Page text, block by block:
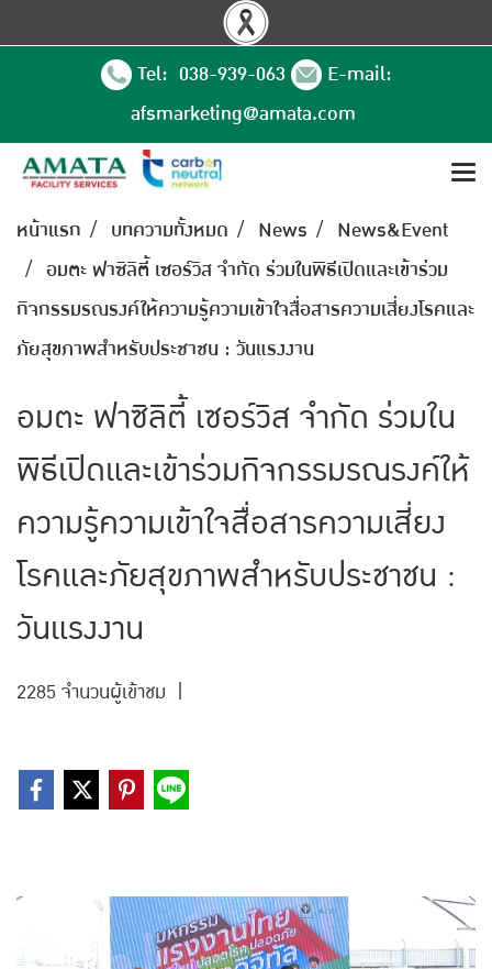
Tel: 038-939-063
E-mail:
afsmarketing@amata.com
หน้าแรก บทความทั้งหมด News
News&Event
อมตะ ฟาซิลิตี้ เซอร์วิส จํากัด ร่วมในพิธีเปิดและเข้าร่วม
กิจกรรมรณรงค์ให้ความรู้ความเข้าใจสื่อสารความเสี่ยงโรคและ
ภัยสุขภาพสำหรับประชาชน : วันแรงงาน
อมตะ ฟาซิลิตี้ เซอร์วิส จํากัด ร่วมใน
พิธีเปิดและเข้าร่วมกิจกรรมรณรงค์ให้
ความรู้ความเข้าใจสื่อสารความเสี่ยง
โรคและภัยสุขภาพสำหรับประชาชน :
วันแรงงาน
2285 จำนวนผู้เข้าชม |